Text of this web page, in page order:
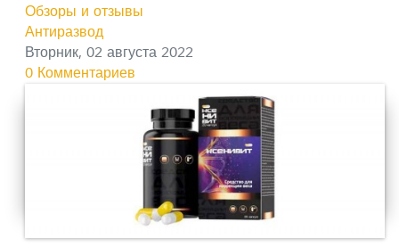
Обзоры и отзывы
Антиразвод
Вторник, 02 августа 2022
0 Комментариев